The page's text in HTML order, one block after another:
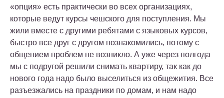
«опция» есть практически во всех организациях,
которые ведут курсы чешского для поступления. Мы
жили вместе с другими ребятами с языковых курсов,
быстро все друг с другом познакомились, потому с
общением проблем не возникло. А уже через полгода
мы с подругой решили снимать квартиру, так как до
нового года надо было выселиться из общежития. Все
разъезжались на праздники по домам, и нам надо